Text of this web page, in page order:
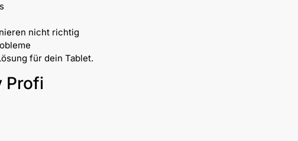
nicht richtig
für dein Tablet.
Profi